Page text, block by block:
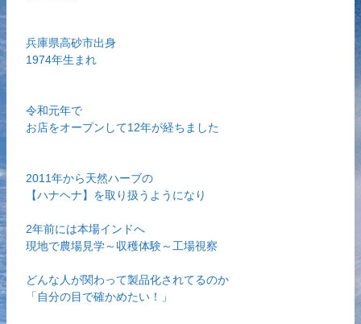
兵庫県高砂市出身
1974年生まれ
令和元年で
お店をオープンして12年が経ちました
2011年から天然ハーブの
【ハナヘナ】を取り扱うようになり
2年前には本場インドへ
現地で農場見学～収穫体験～工場視察
どんな人が関わって製品化されてるのか
「自分の目で確かめたい！」